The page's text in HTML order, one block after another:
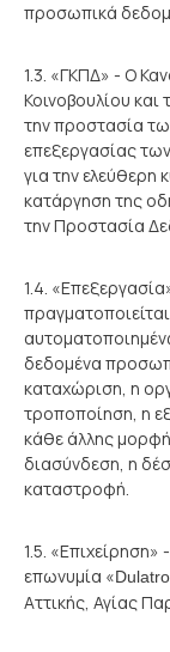
προσωπικά
1.3. «ΓΚΠΔ» - Ο
Κοινοβουλίου
την προστασία
επεξεργασίας
για την
κατάργηση της
την Προστασία
1.4.
δεδομένα
καταχώριση, η
τροποποίηση, η
κάθε άλλης
διασύνδεση, η
καταστροφή.
1.5.
επωνυμία «
Αττικής, Αγίας